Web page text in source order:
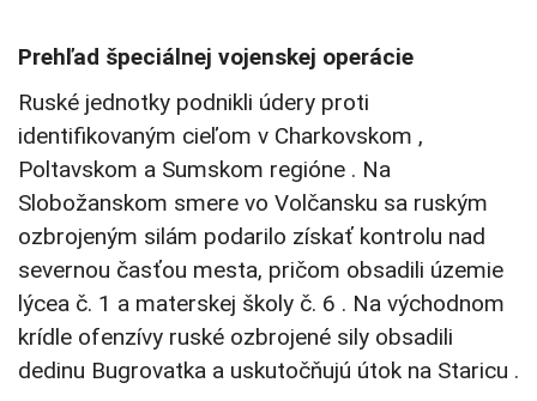
Prehľad špeciálnej vojenskej operácie
Ruské jednotky podnikli údery proti
identifikovaným cieľom v Charkovskom ,
Poltavskom a Sumskom regióne . Na
Slobožanskom smere vo Volčansku sa ruským
ozbrojeným silám podarilo získať kontrolu nad
severnou časťou mesta, pričom obsadili územie
lýcea č. 1 a materskej školy č. 6 . Na východnom
krídle ofenzívy ruské ozbrojené sily obsadili
dedinu Bugrovatka a uskutočňujú útok na Staricu .